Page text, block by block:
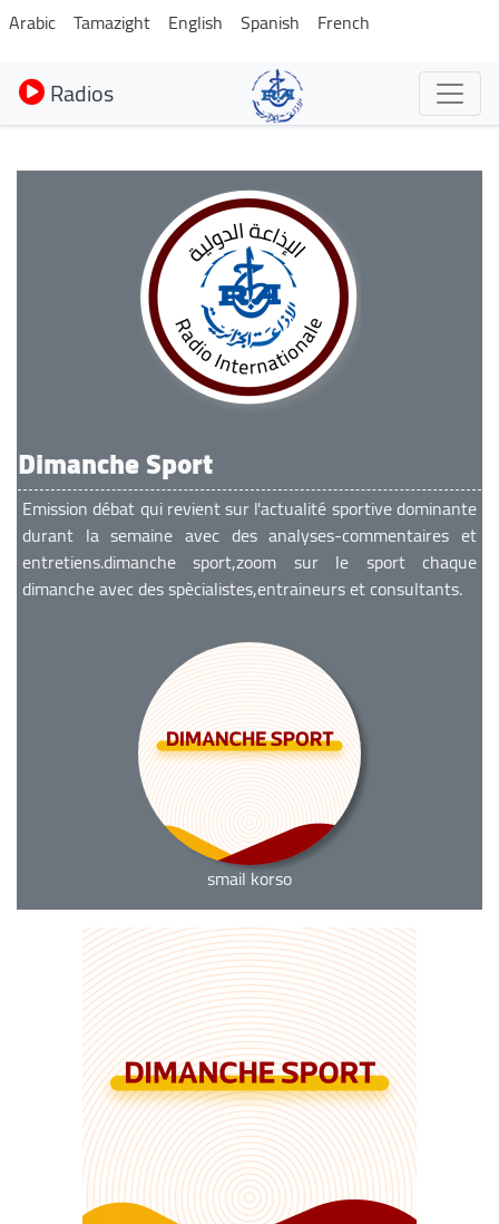
Aller
au
contenu
principal
Arabic Tamazight English Spanish French
Radios
Dimanche Sport
Emission débat qui revient sur l'actualité sportive dominante
durant la semaine avec des analyses-commentaires et
entretiens.dimanche sport,zoom sur le sport chaque
dimanche avec des spècialistes,entraineurs et consultants.
smail korso